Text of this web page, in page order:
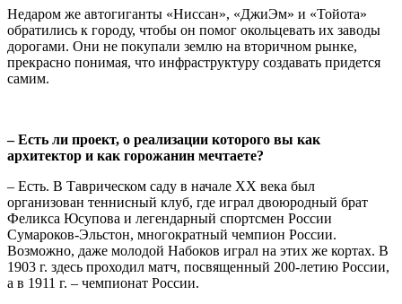
Недаром же автогиганты «Ниссан», «ДжиЭм» и «Тойота»
обратились к городу, чтобы он помог окольцевать их заводы
дорогами. Они не покупали землю на вторичном рынке,
прекрасно понимая, что инфраструктуру создавать придется
самим.
– Есть ли проект, о реализации которого вы как
архитектор и как горожанин мечтаете?
– Есть. В Таврическом саду в начале ХХ века был
организован теннисный клуб, где играл двоюродный брат
Феликса Юсупова и легендарный спортсмен России
Сумароков-Эльстон, многократный чемпион России.
Возможно, даже молодой Набоков играл на этих же кортах. В
1903 г. здесь проходил матч, посвященный 200-летию России,
а в 1911 г. – чемпионат России.